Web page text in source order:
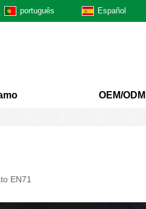
português Español
OEM/ODM
EN71